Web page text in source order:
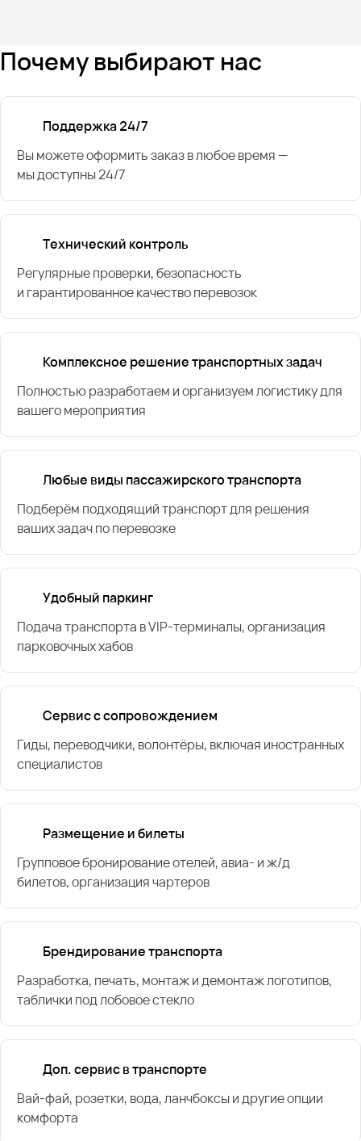
Почему выбирают нас
Поддержка 24/7
Вы можете оформить заказ в любое время —
мы доступны 24/7
Технический контроль
Регулярные проверки, безопасность
и гарантированное качество перевозок
Комплексное решение транспортных задач
Полностью разработаем и организуем логистику для
вашего мероприятия
Любые виды пассажирского транспорта
Подберём подходящий транспорт для решения
ваших задач по перевозке
Удобный паркинг
Подача транспорта в VIP-терминалы, организация
парковочных хабов
Сервис с сопровождением
Гиды, переводчики, волонтёры, включая иностранных
специалистов
Размещение и билеты
Групповое бронирование отелей, авиа- и ж/д
билетов, организация чартеров
Брендирование транспорта
Разработка, печать, монтаж и демонтаж логотипов,
таблички под лобовое стекло
Доп. сервис в транспорте
Вай-фай, розетки, вода, ланчбоксы и другие опции
комфорта